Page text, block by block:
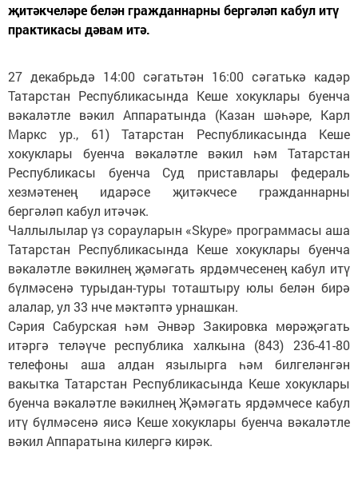
җитәкчеләре белән гражданнарны бергәләп кабул итү
практикасы дәвам итә.
27 декабрьдә 14:00 сәгатьтән 16:00 сәгатькә кадәр
Татарстан Республикасында Кеше хокуклары буенча
вәкаләтле вәкил Аппаратында (Казан шәһәре, Карл
Маркс ур., 61) Татарстан Республикасында Кеше
хокуклары буенча вәкаләтле вәкил һәм Татарстан
Республикасы буенча Суд приставлары федераль
хезмәтенең идарәсе җитәкчесе гражданнарны
бергәләп кабул итәчәк.
Чаллылылар үз сорауларын «Skype» программасы аша
Татарстан Республикасында Кеше хокуклары буенча
вәкаләтле вәкилнең җәмәгать ярдәмчесенең кабул итү
бүлмәсенә турыдан-туры тоташтыру юлы белән бирә
алалар, ул 33 нче мәктәптә урнашкан.
Сәрия Сабурская һәм Әнвәр Закировка мөрәҗәгать
итәргә теләүче республика халкына (843) 236-41-80
телефоны аша алдан язылырга һәм билгеләнгән
вакытка Татарстан Республикасында Кеше хокуклары
буенча вәкаләтле вәкилнең Җәмәгать ярдәмчесе кабул
итү бүлмәсенә яисә Кеше хокуклары буенча вәкаләтле
вәкил Аппаратына килергә кирәк.